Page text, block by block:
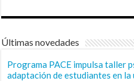
Últimas novedades
Programa PACE impulsa taller
adaptación de estudiantes en